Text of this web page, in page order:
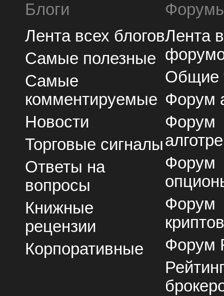
Блоги
Лента всех блогов
Самые полезные
Самые
комментируемые
Новости
Торговые сигналы
Ответы на
вопросы
Книжные
рецензии
Корпоративные
Лента
Общие
Форум
Форум
Форум
Форум
Форум